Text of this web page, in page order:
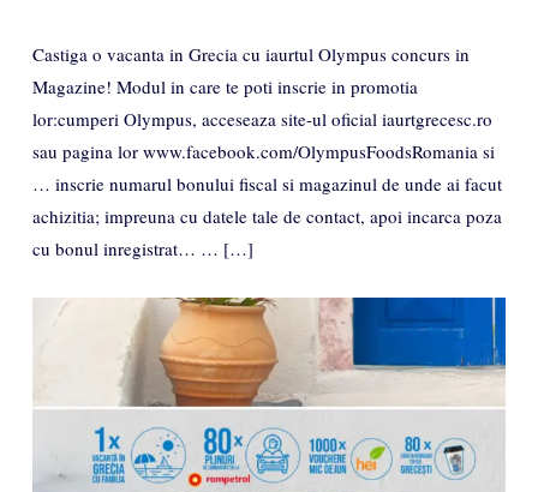
Castiga o vacanta in Grecia cu iaurtul Olympus concurs in
Magazine! Modul in care te poti inscrie in promotia
lor:cumperi Olympus, acceseaza site-ul oficial iaurtgrecesc.ro
sau pagina lor www.facebook.com/OlympusFoodsRomania si
… inscrie numarul bonului fiscal si magazinul de unde ai facut
achizitia; impreuna cu datele tale de contact, apoi incarca poza
cu bonul inregistrat… … […]